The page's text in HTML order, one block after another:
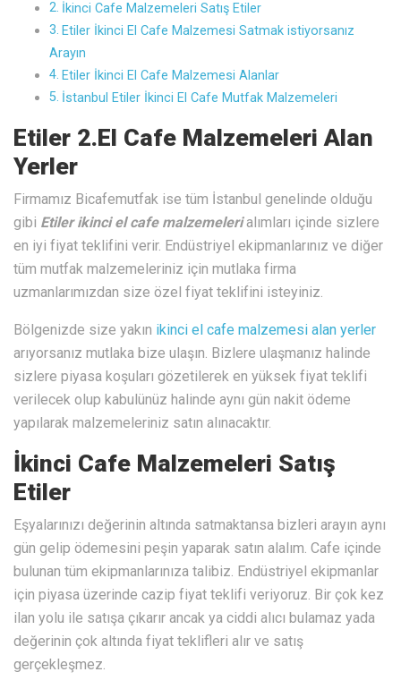
İkinci Cafe Malzemeleri Satış Etiler
Etiler İkinci El Cafe Malzemesi Satmak istiyorsanız
Arayın
Etiler İkinci El Cafe Malzemesi Alanlar
İstanbul Etiler İkinci El Cafe Mutfak Malzemeleri
Etiler 2.El Cafe Malzemeleri Alan
Yerler
Firmamız Bicafemutfak ise tüm İstanbul genelinde olduğu
gibi Etiler ikinci el cafe malzemelerialımları içinde sizlere
en iyi fiyat teklifini verir. Endüstriyel ekipmanlarınız ve diğer
tüm mutfak malzemeleriniz için mutlaka firma
uzmanlarımızdan size özel fiyat teklifini isteyiniz.
Bölgenizde size yakın ikinci el cafe malzemesi alan yerler
arıyorsanız mutlaka bize ulaşın. Bizlere ulaşmanız halinde
sizlere piyasa koşuları gözetilerek en yüksek fiyat teklifi
verilecek olup kabulünüz halinde aynı gün nakit ödeme
yapılarak malzemeleriniz satın alınacaktır.
İkinci Cafe Malzemeleri Satış
Etiler
Eşyalarınızı değerinin altında satmaktansa bizleri arayın aynı
gün gelip ödemesini peşin yaparak satın alalım. Cafe içinde
bulunan tüm ekipmanlarınıza talibiz. Endüstriyel ekipmanlar
için piyasa üzerinde cazip fiyat teklifi veriyoruz. Bir çok kez
ilan yolu ile satışa çıkarır ancak ya ciddi alıcı bulamaz yada
değerinin çok altında fiyat teklifleri alır ve satış
gerçekleşmez.